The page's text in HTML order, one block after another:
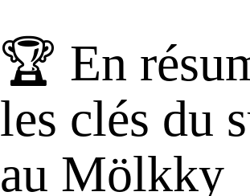
🏆 En
les clés du
au Mölkky